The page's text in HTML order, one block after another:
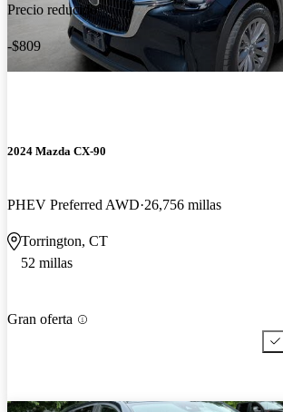
Precio reducido
-$809
2024 Mazda CX-90
PHEV Preferred AWD 26,756 millas
Torrington, CT
52 millas
Gran oferta